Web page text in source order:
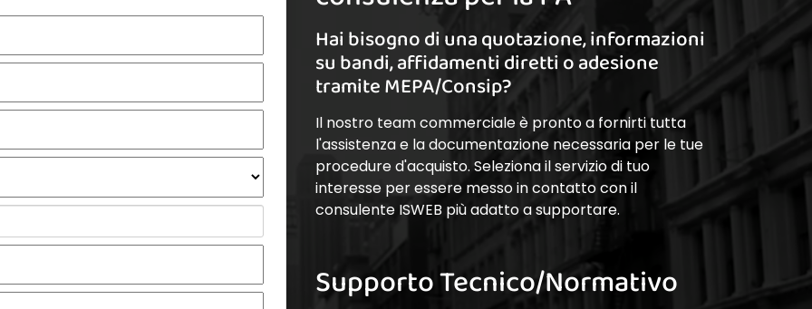
Hai bisogno di una quotazione, informazioni
su bandi, affidamenti diretti o adesione
tramite MEPA/Consip?
Il nostro team commerciale è pronto a fornirti tutta
l'assistenza e la documentazione necessaria per le tue
procedure d'acquisto. Seleziona il servizio di tuo
interesse per essere messo in contatto con il
consulente ISWEB più adatto a supportare.
Supporto Tecnico/Normativo